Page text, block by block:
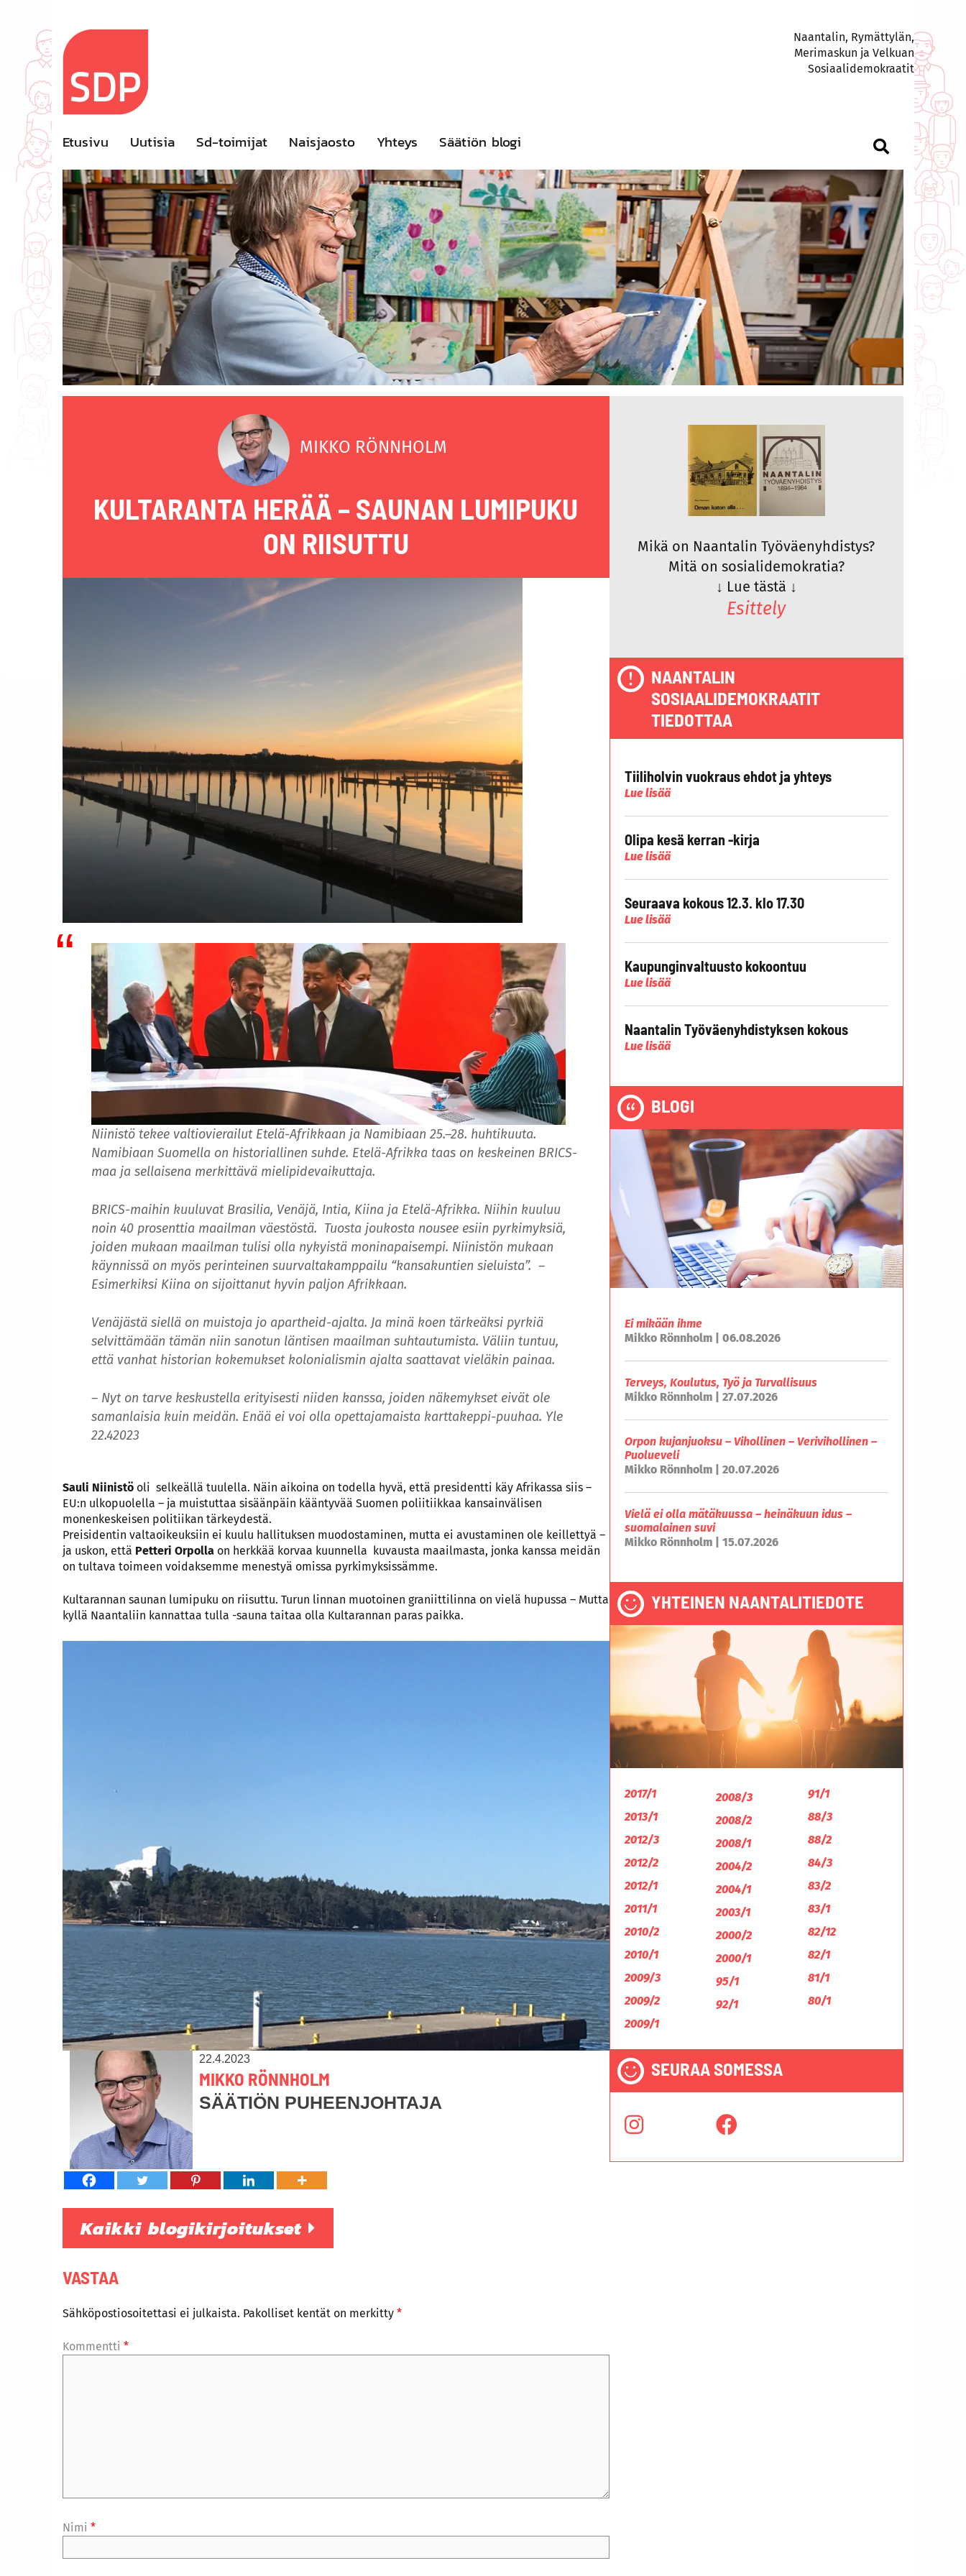
content
Naantalin, Rymättylän,
Merimaskun ja Velkuan
Sosiaalidemokraatit
Etusivu Uutisia Sd-toimijat Naisjaosto Yhteys Säätiön blogi
MIKKO RÖNNHOLM
KULTARANTA HERÄÄ – SAUNAN LUMIPUKU
ON RIISUTTU
Niinistö tekee valtiovierailut Etelä-Afrikkaan ja Namibiaan 25.–28. huhtikuuta.
Namibiaan Suomella on historiallinen suhde. Etelä-Afrikka taas on keskeinen BRICS-
maa ja sellaisena merkittävä mielipidevaikuttaja.
BRICS-maihin kuuluvat Brasilia, Venäjä, Intia, Kiina ja Etelä-Afrikka. Niihin kuuluu
noin 40 prosenttia maailman väestöstä. Tuosta joukosta nousee esiin pyrkimyksiä,
joiden mukaan maailman tulisi olla nykyistä moninapaisempi. Niinistön mukaan
käynnissä on myös perinteinen suurvaltakamppailu “kansakuntien sieluista”. –
Esimerkiksi Kiina on sijoittanut hyvin paljon Afrikkaan.
Venäjästä siellä on muistoja jo apartheid-ajalta. Ja minä koen tärkeäksi pyrkiä
selvittämään tämän niin sanotun läntisen maailman suhtautumista. Väliin tuntuu,
että vanhat historian kokemukset kolonialismin ajalta saattavat vieläkin painaa.
– Nyt on tarve keskustella erityisesti niiden kanssa, joiden näkemykset eivät ole
samanlaisia kuin meidän. Enää ei voi olla opettajamaista karttakeppi-puuhaa. Yle
22.42023
Sauli Niinistö oli selkeällä tuulella. Näin aikoina on todella hyvä, että presidentti käy Afrikassa siis –
EU:n ulkopuolella – ja muistuttaa sisäänpäin kääntyvää Suomen poliitiikkaa kansainvälisen
monenkeskeisen politiikan tärkeydestä.
Preisidentin valtaoikeuksiin ei kuulu hallituksen muodostaminen, mutta ei avustaminen ole keillettyä –
ja uskon, että Petteri Orpolla on herkkää korvaa kuunnella kuvausta maailmasta, jonka kanssa meidän
on tultava toimeen voidaksemme menestyä omissa pyrkimyksissämme.
Kultarannan saunan lumipuku on riisuttu. Turun linnan muotoinen graniittilinna on vielä hupussa – Mutta
kyllä Naantaliin kannattaa tulla -sauna taitaa olla Kultarannan paras paikka.
22.4.2023
MIKKO RÖNNHOLM
SÄÄTIÖN PUHEENJOHTAJA
Kaikki blogikirjoitukset
VASTAA
Sähköpostiosoitettasi ei julkaista. Pakolliset kentät on merkitty *
Kommentti *
Nimi *
Mikä on Naantalin Työväenyhdistys?
Mitä on sosialidemokratia?
↓ Lue tästä ↓
Esittely
NAANTALIN
SOSIAALIDEMOKRAATIT
TIEDOTTAA
Tiiliholvin vuokraus ehdot ja yhteys
Lue lisää
Olipa kesä kerran -kirja
Lue lisää
Seuraava kokous 12.3. klo 17.30
Lue lisää
Kaupunginvaltuusto kokoontuu
Lue lisää
Naantalin Työväenyhdistyksen kokous
Lue lisää
BLOGI
Ei mikään ihme
Mikko Rönnholm | 06.08.2026
Terveys, Koulutus, Työ ja Turvallisuus
Mikko Rönnholm | 27.07.2026
Orpon kujanjuoksu – Vihollinen – Verivihollinen –
Puolueveli
Mikko Rönnholm | 20.07.2026
Vielä ei olla mätäkuussa – heinäkuun idus –
suomalainen suvi
Mikko Rönnholm | 15.07.2026
YHTEINEN NAANTALITIEDOTE
2017/1
2013/1
2012/3
2012/2
2012/1
2011/1
2010/2
2010/1
2009/3
2009/2
2009/1
2008/3
2008/2
2008/1
2004/2
2004/1
2003/1
2000/2
2000/1
95/1
92/1
91/1
88/3
88/2
84/3
83/2
83/1
82/12
82/1
81/1
80/1
SEURAA SOMESSA